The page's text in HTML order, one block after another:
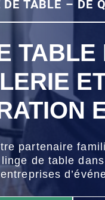
DE TABLE – DE
TABLE
partenaire
de table